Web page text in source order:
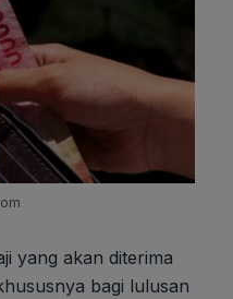
yang akan diterima
bagi lulusan